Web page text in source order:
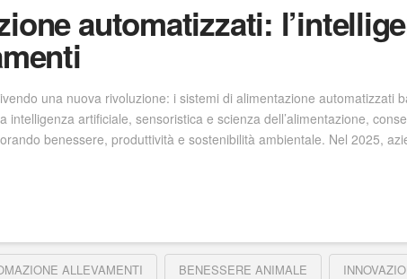
automatizzati:
una nuova rivoluzione: i sistemi di alimentazione automatizzati
intelligenza artificiale, sensoristica e scienza dell’alimentazione,
benessere, produttività e sostenibilità ambientale. Nel 2025,
ALLEVAMENTI BENESSERE ANIMALE